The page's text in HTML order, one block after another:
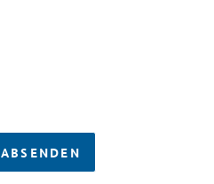
ABSENDEN